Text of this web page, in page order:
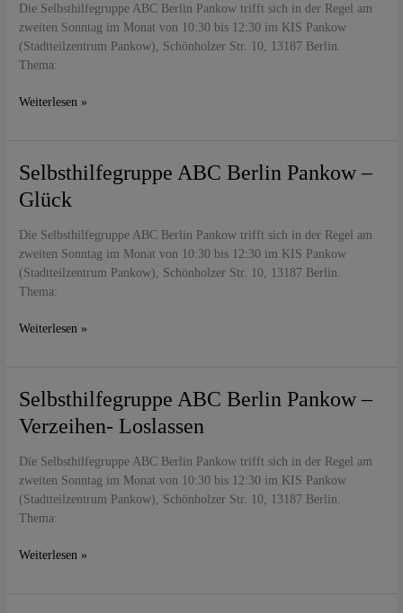
Die Selbsthilfegruppe ABC Berlin Pankow trifft sich in der Regel am
zweiten Sonntag im Monat von 10:30 bis 12:30 im KIS Pankow
(Stadtteilzentrum Pankow), Schönholzer Str. 10, 13187 Berlin.
Thema:
–
Enttäuschung
Weiterlesen »
Selbsthilfegruppe ABC Berlin Pankow –
Glück
Die Selbsthilfegruppe ABC Berlin Pankow trifft sich in der Regel am
zweiten Sonntag im Monat von 10:30 bis 12:30 im KIS Pankow
(Stadtteilzentrum Pankow), Schönholzer Str. 10, 13187 Berlin.
Thema:
Selbsthilfegruppe
Berlin
–
Glück
Weiterlesen »
Selbsthilfegruppe ABC Berlin Pankow –
Verzeihen- Loslassen
Die Selbsthilfegruppe ABC Berlin Pankow trifft sich in der Regel am
zweiten Sonntag im Monat von 10:30 bis 12:30 im KIS Pankow
(Stadtteilzentrum Pankow), Schönholzer Str. 10, 13187 Berlin.
Thema:
Selbsthilfegruppe
Berlin
–
Verzeihen-
Loslassen
Weiterlesen »